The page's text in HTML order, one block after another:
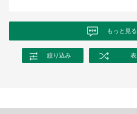
もっと見る
絞り込み